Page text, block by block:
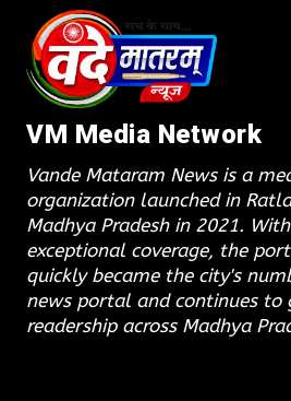
VM Media Network
Vande Mataram News is a
organization launched in
Madhya Pradesh in 2021.
exceptional coverage, the
quickly became the city's
news portal and continues to
readership across Madhya